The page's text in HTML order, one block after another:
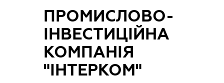
ПРОМИСЛОВО-
ІНВЕСТИЦІЙНА
КОМПАНІЯ
"ІНТЕРКОМ"